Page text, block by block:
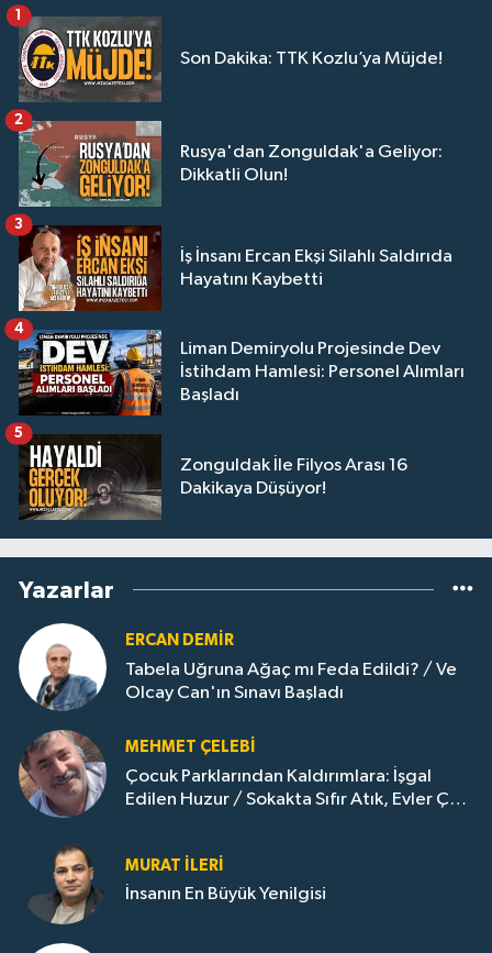
Son Dakika: TTK Kozlu’ya Müjde!
1
Rusya'dan Zonguldak'a Geliyor:
Dikkatli Olun!
2
İş İnsanı Ercan Ekşi Silahlı Saldırıda
Hayatını Kaybetti
3
Liman Demiryolu Projesinde Dev
İstihdam Hamlesi: Personel Alımları
Başladı
4
Zonguldak İle Filyos Arası 16
Dakikaya Düşüyor!
5
Yazarlar
ERCAN DEMIR
Tabela Uğruna Ağaç mı Feda Edildi? / Ve
Olcay Can'ın Sınavı Başladı
MEHMET ÇELEBI
Çocuk Parklarından Kaldırımlara: İşgal
Edilen Huzur / Sokakta Sıfır Atık, Evler Çöp
MURAT İLERI
İnsanın En Büyük Yenilgisi